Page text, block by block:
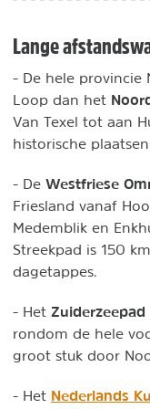
Lange
- De hele provincie
Loop dan het
Van Texel tot aan
historische plaatsen.
- De Westfriese
Friesland vanaf
Medemblik en
Streekpad is 150
dagetappes.
- Het Zuiderzeepad
rondom de hele
groot stuk door
- Het Nederlands